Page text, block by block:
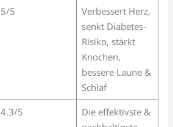
5/5
Verbessert Herz,
senkt Diabetes-
Risiko, stärkt
Knochen,
bessere Laune &
Schlaf
4.3/5
Die effektivste &